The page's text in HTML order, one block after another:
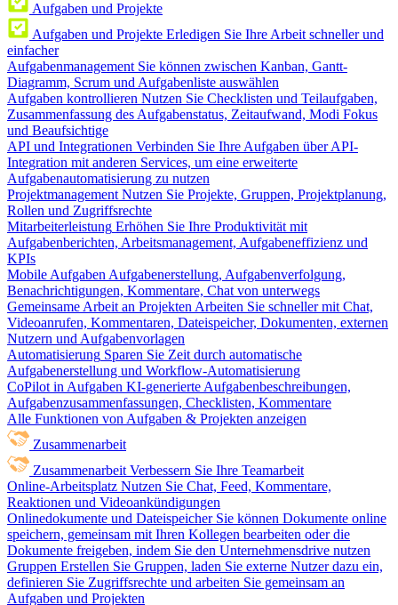
Aufgaben und Projekte
Aufgaben und Projekte Erledigen Sie Ihre Arbeit schneller und
einfacher
Aufgabenmanagement Sie können zwischen Kanban, Gantt-
Diagramm, Scrum und Aufgabenliste auswählen
Aufgaben kontrollieren Nutzen Sie Checklisten und Teilaufgaben,
Zusammenfassung des Aufgabenstatus, Zeitaufwand, Modi Fokus
und Beaufsichtige
API und Integrationen Verbinden Sie Ihre Aufgaben über API-
Integration mit anderen Services, um eine erweiterte
Aufgabenautomatisierung zu nutzen
Projektmanagement Nutzen Sie Projekte, Gruppen, Projektplanung,
Rollen und Zugriffsrechte
Mitarbeiterleistung Erhöhen Sie Ihre Produktivität mit
Aufgabenberichten, Arbeitsmanagement, Aufgabeneffizienz und
KPIs
Mobile Aufgaben Aufgabenerstellung, Aufgabenverfolgung,
Benachrichtigungen, Kommentare, Chat von unterwegs
Gemeinsame Arbeit an Projekten Arbeiten Sie schneller mit Chat,
Videoanrufen, Kommentaren, Dateispeicher, Dokumenten, externen
Nutzern und Aufgabenvorlagen
Automatisierung Sparen Sie Zeit durch automatische
Aufgabenerstellung und Workflow-Automatisierung
CoPilot in Aufgaben KI-generierte Aufgabenbeschreibungen,
Aufgabenzusammenfassungen, Checklisten, Kommentare
Alle Funktionen von Aufgaben & Projekten anzeigen
Zusammenarbeit
Zusammenarbeit Verbessern Sie Ihre Teamarbeit
Online-Arbeitsplatz Nutzen Sie Chat, Feed, Kommentare,
Reaktionen und Videoankündigungen
Onlinedokumente und Dateispeicher Sie können Dokumente online
speichern, gemeinsam mit Ihren Kollegen bearbeiten oder die
Dokumente freigeben, indem Sie den Unternehmensdrive nutzen
Gruppen Erstellen Sie Gruppen, laden Sie externe Nutzer dazu ein,
definieren Sie Zugriffsrechte und arbeiten Sie gemeinsam an
Aufgaben und Projekten